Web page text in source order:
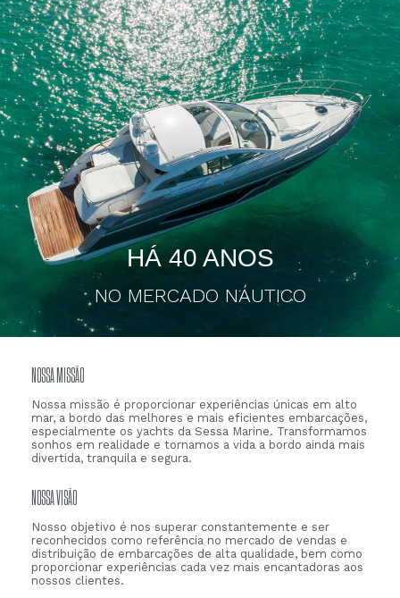
HÁ 40 ANOS
NO MERCADO NÁUTICO
NOSSA MISSÃO
Nossa missão é proporcionar experiências únicas em alto
mar, a bordo das melhores e mais eficientes embarcações,
especialmente os yachts da Sessa Marine. Transformamos
sonhos em realidade e tornamos a vida a bordo ainda mais
divertida, tranquila e segura.
NOSSA VISÃO
Nosso objetivo é nos superar constantemente e ser
reconhecidos como referência no mercado de vendas e
distribuição de embarcações de alta qualidade, bem como
proporcionar experiências cada vez mais encantadoras aos
nossos clientes.